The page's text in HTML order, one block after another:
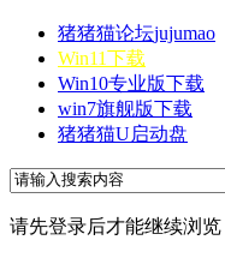
猪猪猫论坛jujumao
Win11下载
Win10专业版下载
win7旗舰版下载
猪猪猫U启动盘
请先登录后才能继续浏览